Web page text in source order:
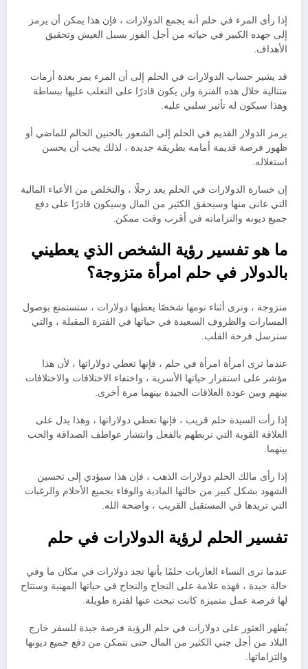
إذا رأى المرء في حلم أنه يجمع الدولارات ، فإن هذا يمكن أن يرمز
إلى جهده الكبير في حياته من أجل الفوز بسبل العيش وتحقيق
الأهداف.
قد يشير حساب الدولارات في الحلم إلى أن المرء يمر بعدة أزمات
متتالية خلال هذه الفترة ولن يكون قادرًا على التغلب عليها ببساطة
وهذا سيكون له تأثير سلبي عليه.
يرمز الدولار القديم في الحلم إلى الشعور بالحنين الحالم للماضي أو
ظهور فرصة قديمة أمامه بطريقة جديدة ، لذلك يجب أن يحسن
استغلاله.
إن خسارة الدولارات في الحلم يعد رجلًا ، والتخلص من الأعباء المالية
التي عانى منها وسيحقق الكثير من المال وسيكون قادرًا على دفع
جميع ديونه والتزاماته في أقرب وقت ممكن.
ما هو تفسير رؤية الشخص الذي يعطيني
بالدولار في حلم امرأة متزوجة؟
متزوجة ، وترى أثناء نومها شخصًا يعطيها دولارات ، ستستمتع بوصول
المسارات والظروف السعيدة في حياتها في الفترة المقبلة ، والتي
سترسل فرحة القلب.
عندما ترى امرأة امرأة في حلم ، فإنها تعطي دولاراتها ، لأن هذا
مؤشر على استقرار حياتها الأسرية ، واختفاء الاختلافات والاختلافات
بينهم وبين عودة العلاقات الجيدة بينهما مرة أخرى.
إذا رأت السيدة حلم قريب ، فإنها تعطي دولاراتها ، وهذا يدل على
العلاقة القوية التي تربطهم بالفعل وانتشار عواطف الصداقة والحب
بينهما.
إذا رأى مالك الحلم دولارات الذهب ، فإن هذا سيؤدي إلى تحسين
الشهود بشكل كبير من حالتها المادية والوفاء بجميع الأحلام والرغبات
التي تريدها في المستقبل القريب ، واضحة الله.
تفسير الحلم لرؤية الدولارات في حلم
عندما ترى النساء العازبات حلمًا بأنها تجد دولارات في مكان ما وفي
حالة جيدة ، فهذه علامة على النجاح والنجاح في حياتها المهنية وستتاح
لها فرصة عمل متميزة كانت تبحث عنها لفترة طويلة.
يُظهر العثور على دولارات في حلم الرؤية فرصة جيدة للسفر خارج
البلاد من أجل جني الكثير من المال حتى تتمكن من دفع جميع ديونها
والتزاماتها.